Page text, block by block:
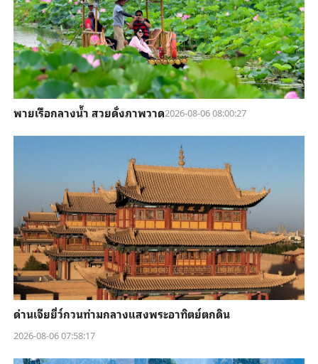
พายเรือกลางน้ำ สวยดั่งภาพวาด2026-08-06 08:00:27
ด่านเจียยี่ว์กวนท่ามกลางแสงพระอาทิตย์ตกดิน
2026-08-06 07:58:17